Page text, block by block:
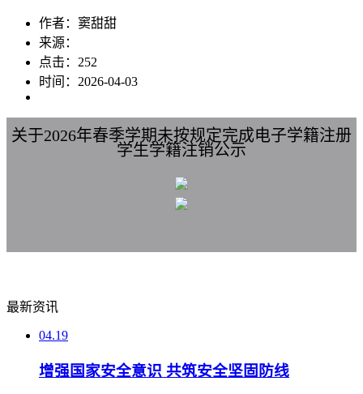
作者：窦甜甜
来源：
点击： 252
时间：2026-04-03
关于2026年春季学期未按规定完成电子学籍注册
学生学籍注销公示
最新资讯
04.19
增强国家安全意识 共筑安全坚固防线